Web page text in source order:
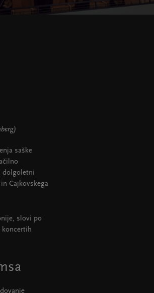
saške
dolgoletni
Čajkovskega
slovi po